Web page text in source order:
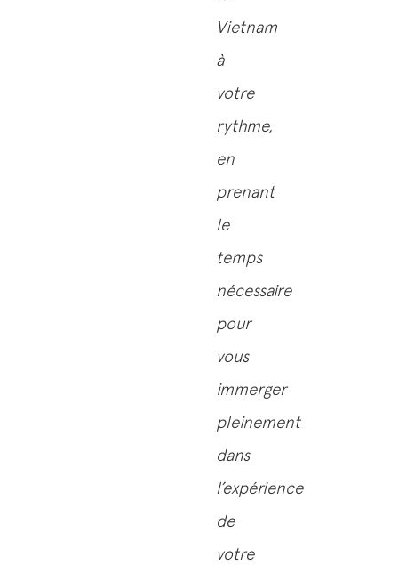
Vietnam
à
votre
rythme,
en
prenant
le
temps
nécessaire
pour
vous
immerger
pleinement
dans
l’expérience
de
votre